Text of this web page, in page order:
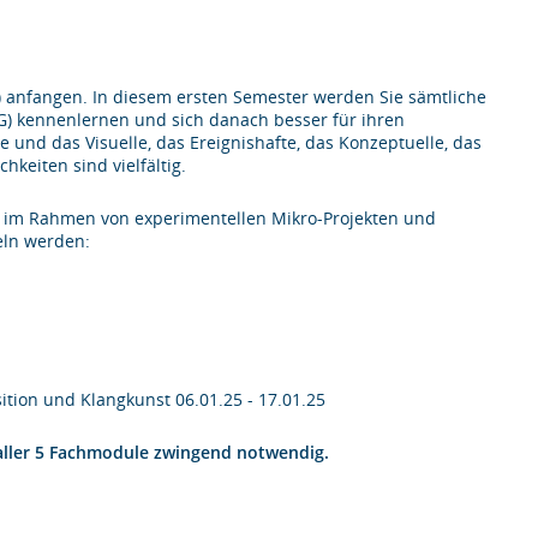
In diesem ersten Semester werden Sie sämtliche
kennenlernen und sich danach besser für ihren
das Visuelle, das Ereignishafte, das Konzeptuelle, das
sind vielfältig.
Rahmen von experimentellen Mikro-Projekten und
werden:
und Klangkunst 06.01.25 - 17.01.25
5 Fachmodule zwingend notwendig.